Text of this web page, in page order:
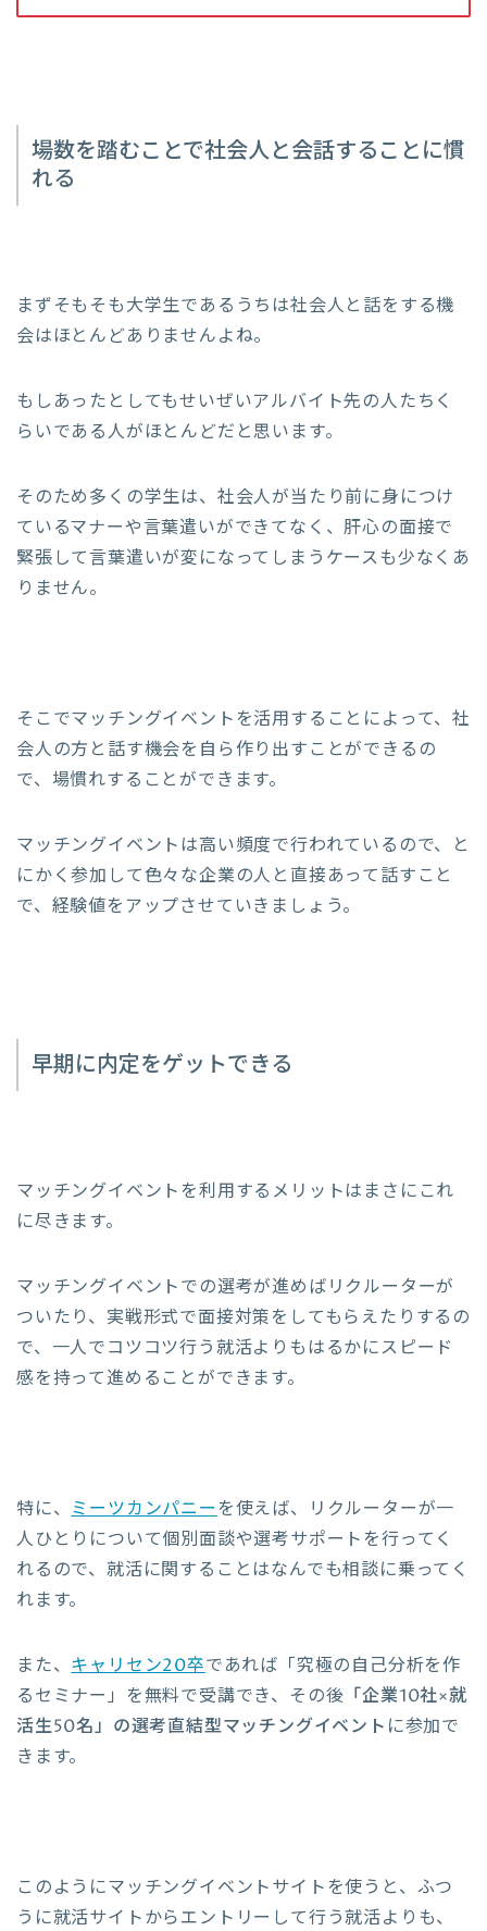
場数を踏むことで社会人と会話することに慣
れる
まずそもそも大学生であるうちは社会人と話をする機
会はほとんどありませんよね。
もしあったとしてもせいぜいアルバイト先の人たちく
らいである人がほとんどだと思います。
そのため多くの学生は、社会人が当たり前に身につけ
ているマナーや言葉遣いができてなく、肝心の面接で
緊張して言葉遣いが変になってしまうケースも少なくあ
りません。
そこでマッチングイベントを活用することによって、社
会人の方と話す機会を自ら作り出すことができるの
で、場慣れすることができます。
マッチングイベントは高い頻度で行われているので、と
にかく参加して色々な企業の人と直接あって話すこと
で、経験値をアップさせていきましょう。
早期に内定をゲットできる
マッチングイベントを利用するメリットはまさにこれ
に尽きます。
マッチングイベントでの選考が進めばリクルーターが
ついたり、実戦形式で面接対策をしてもらえたりするの
で、一人でコツコツ行う就活よりもはるかにスピード
感を持って進めることができます。
特に、 ミーツカンパニー を使えば、リクルーターが一
人ひとりについて個別面談や選考サポートを行ってく
れるので、就活に関することはなんでも相談に乗ってく
れます。
また、 キャリセン20卒であれば「究極の自己分析を作
るセミナー」を無料で受講でき、その後 「企業10社×就
活生50名」の選考直結型マッチングイベント に参加で
きます。
このようにマッチングイベントサイトを使うと、ふつ
うに就活サイトからエントリーして行う就活よりも、